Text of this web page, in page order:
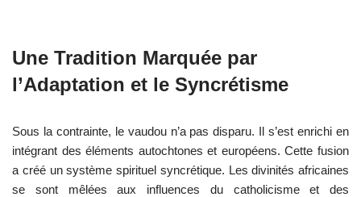
Une Tradition Marquée par
l’Adaptation et le Syncrétisme
Sous la contrainte, le vaudou n’a pas disparu. Il s’est enrichi en
intégrant des éléments autochtones et européens. Cette fusion
a créé un système spirituel syncrétique. Les divinités africaines
se sont mêlées aux influences du catholicisme et des